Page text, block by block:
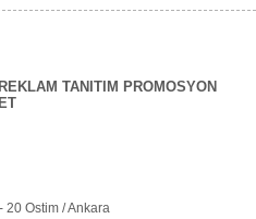
TANITIM PROMOSYON
20 Ostim / Ankara